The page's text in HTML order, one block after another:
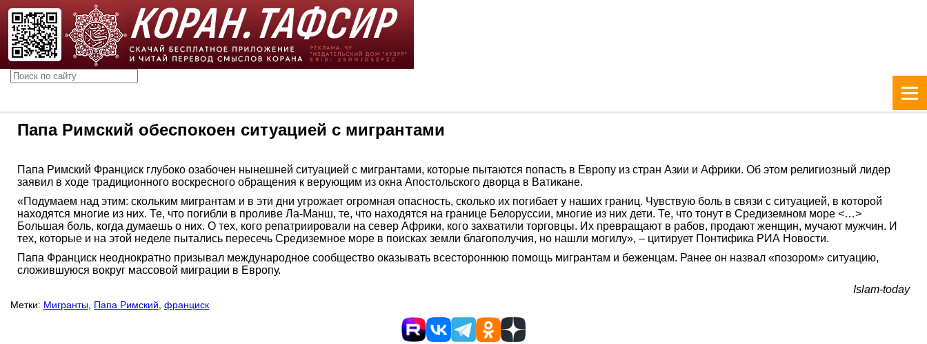
Папа Римский обеспокоен ситуацией с мигрантами
Папа Римский Франциск глубоко озабочен нынешней ситуацией с мигрантами, которые пытаются попасть в Европу из стран Азии и Африки. Об этом религиозный лидер
заявил в ходе традиционного воскресного обращения к верующим из окна Апостольского дворца в Ватикане.
«Подумаем над этим: скольким мигрантам и в эти дни угрожает огромная опасность, сколько их погибает у наших границ. Чувствую боль в связи с ситуацией, в которой
находятся многие из них. Те, что погибли в проливе Ла-Манш, те, что находятся на границе Белоруссии, многие из них дети. Те, что тонут в Средиземном море <…>
Большая боль, когда думаешь о них. О тех, кого репатриировали на север Африки, кого захватили торговцы. Их превращают в рабов, продают женщин, мучают мужчин. И
тех, которые и на этой неделе пытались пересечь Средиземное море в поисках земли благополучия, но нашли могилу», – цитирует Понтифика РИА Новости.
Папа Франциск неоднократно призывал международное сообщество оказывать всестороннюю помощь мигрантам и беженцам. Ранее он назвал «позором» ситуацию,
сложившуюся вокруг массовой миграции в Европу.
Islam-today
Метки: Мигранты Папа Римский франциск